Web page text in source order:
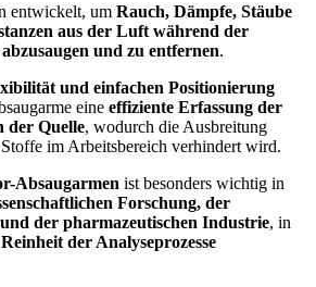
entwickelt, um Rauch, Dämpfe, Stäube
aus der Luft während der
und zu entfernen.
und einfachen Positionierung
eine effiziente Erfassung der
der Quelle, wodurch die Ausbreitung
im Arbeitsbereich verhindert wird.
Absaugarmen ist besonders wichtig in
Forschung, der
der pharmazeutischen Industrie, in
der Analyseprozesse